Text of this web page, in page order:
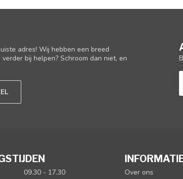
adres! Wij hebben een breed
bij helpen? Schroom dan niet, en
09.30 - 17.30
Over ons